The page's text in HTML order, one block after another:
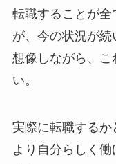
転職することが
が、今の状況が
想像しながら、こ
い。
実際に転職する
より自分らしく